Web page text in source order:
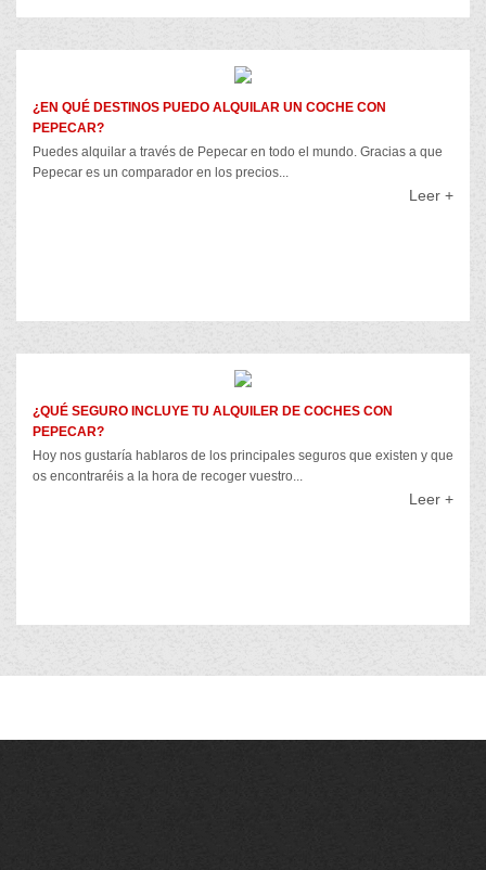
¿EN QUÉ DESTINOS PUEDO ALQUILAR UN COCHE CON
PEPECAR?
Puedes alquilar a través de Pepecar en todo el mundo. Gracias a que
Pepecar es un comparador en los precios...
Leer +
¿QUÉ SEGURO INCLUYE TU ALQUILER DE COCHES CON
PEPECAR?
Hoy nos gustaría hablaros de los principales seguros que existen y que
os encontraréis a la hora de recoger vuestro...
Leer +